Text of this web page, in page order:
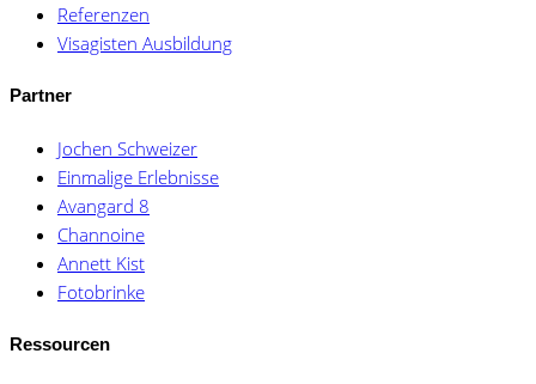
Referenzen
Visagisten Ausbildung
Partner
Jochen Schweizer
Einmalige Erlebnisse
Avangard 8
Channoine
Annett Kist
Fotobrinke
Ressourcen